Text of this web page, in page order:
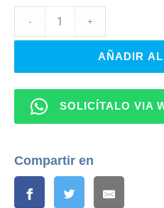
AÑADIR
SOLICÍTALO VIA
Compartir en